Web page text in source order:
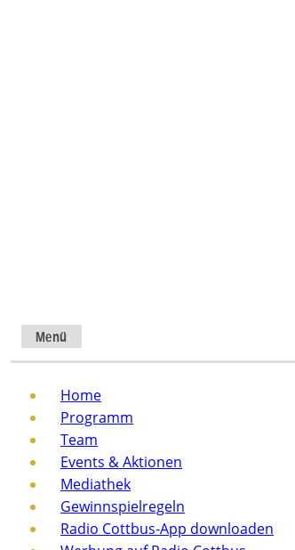
Menü
Home
Programm
Team
Events & Aktionen
Mediathek
Gewinnspielregeln
Radio Cottbus-App downloaden